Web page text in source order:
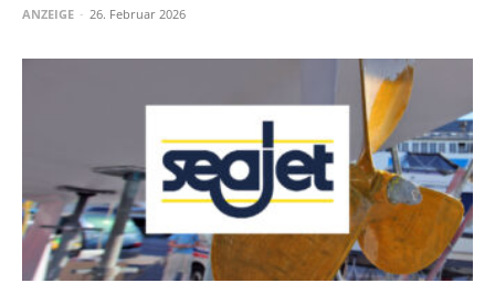
ANZEIGE - 26. Februar 2026